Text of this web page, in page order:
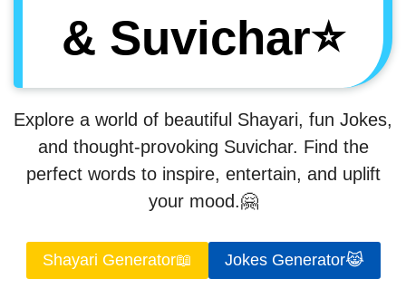
& Suvichar⭐
Explore a world of beautiful Shayari, fun Jokes,
and thought-provoking Suvichar. Find the
perfect words to inspire, entertain, and uplift
your mood.🤗
Shayari Generator📖 Jokes Generator😹